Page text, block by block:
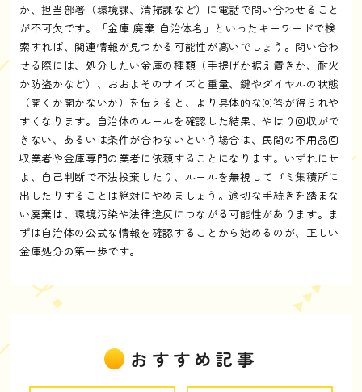
か、担当部署（環境課、清掃課など）に電話で問い合わせること
が不可欠です。「金庫 廃棄 自治体名」といったキーワードで検
索すれば、関連情報が見つかる可能性が高いでしょう。問い合わ
せる際には、処分したい金庫の種類（手提げか据え置きか、耐火
か防盗かなど）、おおよそのサイズと重量、鍵やダイヤルの状態
（開くか開かないか）を伝えると、より具体的な回答が得られや
すくなります。自治体のルールを確認した結果、やはり回収がで
きない、あるいは条件が合わないという場合は、民間の不用品回
収業者や金庫専門の業者に依頼することになります。いずれにせ
よ、自己判断で不法投棄したり、ルールを無視してゴミ集積所に
出したりすることは絶対にやめましょう。適切な手続きを踏まな
い廃棄は、環境汚染や法律違反につながる可能性があります。ま
ずは自治体の公式な情報を確認することから始めるのが、正しい
金庫処分の第一歩です。
おすすめ記事